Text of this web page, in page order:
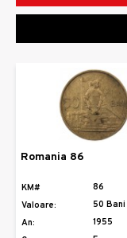
Romania 86
KM#
86
Valoare:
50 Bani
An:
1955